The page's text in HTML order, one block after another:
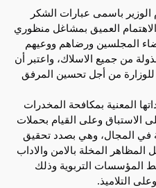
الوزير باسمى عبارات الشكر
العميق بمشاغل منظوري
المجلسين ورضاهم ووعيهم
من جميع الاسلاك، واعتبر أن
للوزارة من أجل تحسين المرفق
المعنية بمكافحة المخدرات
الاستباق وعلى القيام بحملات
في المجال، وهي بصدد تحقيق
المظاهر المخلة بالامن والاداب
المؤسسات التربوية وذلك
التلاميذ.